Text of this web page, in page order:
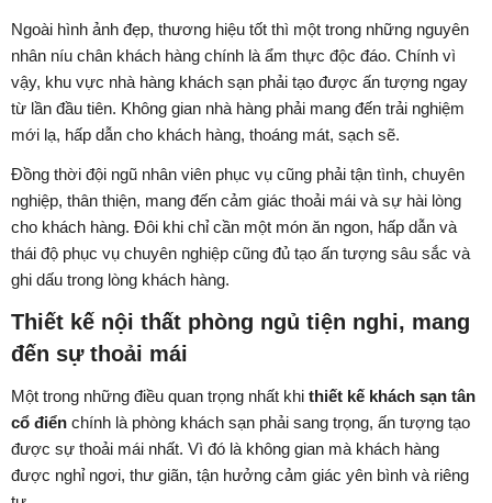
Ngoài hình ảnh đẹp, thương hiệu tốt thì một trong những nguyên
nhân níu chân khách hàng chính là ẩm thực độc đáo. Chính vì
vậy, khu vực nhà hàng khách sạn phải tạo được ấn tượng ngay
từ lần đầu tiên. Không gian nhà hàng phải mang đến trải nghiệm
mới lạ, hấp dẫn cho khách hàng, thoáng mát, sạch sẽ.
Đồng thời đội ngũ nhân viên phục vụ cũng phải tận tình, chuyên
nghiệp, thân thiện, mang đến cảm giác thoải mái và sự hài lòng
cho khách hàng. Đôi khi chỉ cần một món ăn ngon, hấp dẫn và
thái độ phục vụ chuyên nghiệp cũng đủ tạo ấn tượng sâu sắc và
ghi dấu trong lòng khách hàng.
Thiết kế nội thất phòng ngủ tiện nghi, mang
đến sự thoải mái
Một trong những điều quan trọng nhất khi thiết kế khách sạn tân
cổ điển chính là phòng khách sạn phải sang trọng, ấn tượng tạo
được sự thoải mái nhất. Vì đó là không gian mà khách hàng
được nghỉ ngơi, thư giãn, tận hưởng cảm giác yên bình và riêng